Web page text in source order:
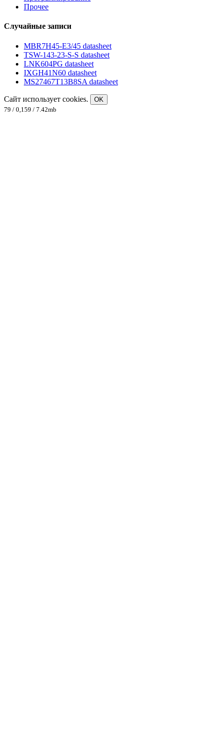
Прочее
Случайные записи
MBR7H45-E3/45 datasheet
TSW-143-23-S-S datasheet
LNK604PG datasheet
IXGH41N60 datasheet
MS27467T13B8SA datasheet
Сайт использует cookies.
OK
79 / 0,159 / 7.42mb